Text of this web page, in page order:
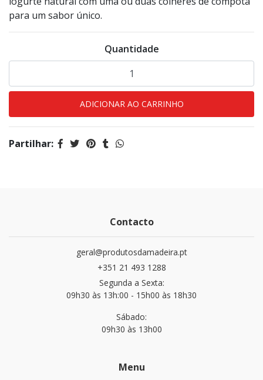
para um sabor único.
Quantidade
Partilhar:
Contacto
geral@produtosdamadeira.pt
+351 21 493 1288
Segunda a Sexta:
09h30 às 13h:00 - 15h00 às 18h30
Sábado:
09h30 às 13h00
Menu